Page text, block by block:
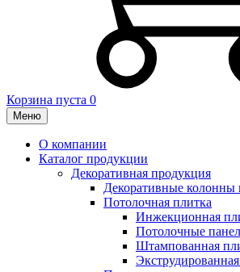
Корзина пуста 0
Меню
О компании
Каталог продукции
Декоративная продукция
Декоративные колонны
Потолочная плитка
Инжекционная
Потолочные
Штампованная